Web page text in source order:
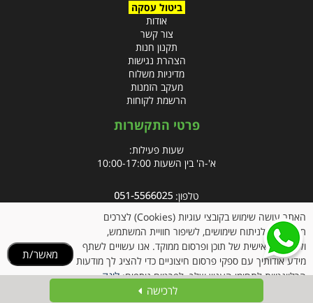
ביטול עסקה
אודות
צור קשר
תקנון חנות
הצהרת נגישות
מדיניות משלוח
מעקב הזמנות
הרשמת לקוחות
פרטי התקשרות
שעות פעילות:
א'-ה' בין השעות 10:00-17:00
טלפון:
אימייל:info@clubpharm.co.il
כתובת : קניון M הדרך, צומת ינאי, מושב בית חירות 40291
לרכישה
האתר עושה שימוש בקובצי עוגיות (Cookies) לצרכים
תפעוליים, לניתוח שימושים, לשיפור חוויית המשתמש,
ולהתאמה אישית של תוכן ופרסום ממוקד. אנו עשויים לשתף
מידע אודותיך עם ספקי פרסום חיצוניים כדי להציג לך מודעות
הרלוונטיות לתחומי העניין שלך. לפרטים נוספים:לינק
מאשר/ת